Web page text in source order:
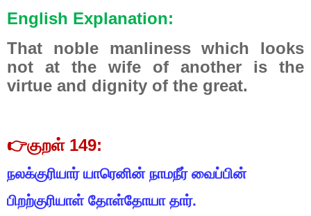
English Explanation:
That noble manliness which looks
not at the wife of another is the
virtue and dignity of the great.
👉குறள்149:
நலக்குரியார் யாரெனின் நாமநீர் வைப்பின்
பிறற்குரியாள் தோள்தோயா தார்.